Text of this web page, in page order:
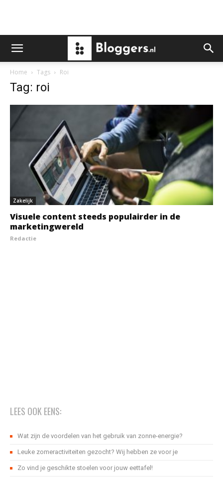
Home Tags Roi
Tag: roi
Zakelijk
Visuele content steeds populairder in de
marketingwereld
Redactie
LEES OOK EENS:
Wat zijn de voordelen van het gebruik van zonne-energie?
Leuke zomeractiviteiten gezocht? Wij hebben ze voor je
Zo vind je geschikte stoelen voor jouw eettafel!